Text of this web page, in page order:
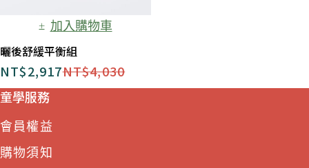
加入購物車
曬後舒緩平衡組​
NT$4,030
NT$2,917
童學服務
會員權益
購物須知